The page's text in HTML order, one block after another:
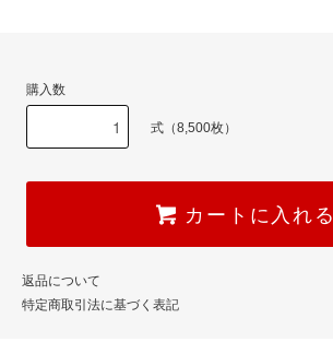
購入数
式（8,500枚）
カートに入れる
返品について
特定商取引法に基づく表記